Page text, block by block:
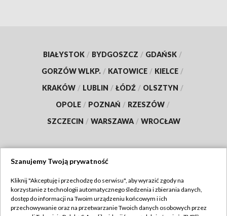
BIAŁYSTOK / BYDGOSZCZ / GDAŃSK /
GORZÓW WLKP. / KATOWICE / KIELCE /
KRAKÓW / LUBLIN / ŁÓDŹ / OLSZTYN /
OPOLE / POZNAŃ / RZESZÓW /
SZCZECIN / WARSZAWA / WROCŁAW
TVP
Abonament TVP
Regulamin TVP
Szanujemy Twoją prywatność
Kliknij "Akceptuję i przechodzę do serwisu", aby wyrazić zgody na
korzystanie z technologii automatycznego śledzenia i zbierania danych,
dostęp do informacji na Twoim urządzeniu końcowym i ich
przechowywanie oraz na przetwarzanie Twoich danych osobowych przez